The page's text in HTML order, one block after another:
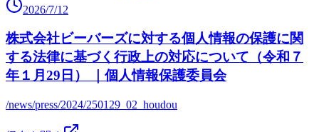
2026/7/12
株式会社ビーバーズに対する個人情報の保護に関
する法律に基づく行政上の対応について（令和７
年１月29日） ｜個人情報保護委員会
/news/press/2024/250129_02_houdou